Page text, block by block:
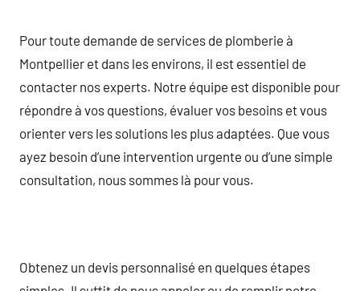
Pour toute demande de services de plomberie à
Montpellier et dans les environs, il est essentiel de
contacter nos experts. Notre équipe est disponible pour
répondre à vos questions, évaluer vos besoins et vous
orienter vers les solutions les plus adaptées. Que vous
ayez besoin d’une intervention urgente ou d’une simple
consultation, nous sommes là pour vous.
Obtenez un devis personnalisé en quelques étapes